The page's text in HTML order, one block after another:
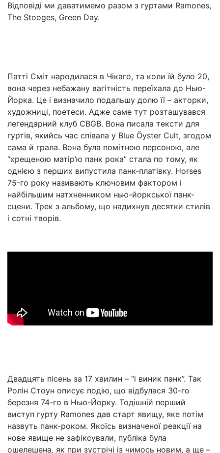
Відповіді ми даватимемо разом з гуртами Ramones,
The Stooges, Green Day.
Патті Сміт народилася в Чікаго, та коли їй було 20,
вона через небажану вагітність переїхала до Нью-
Йорка. Це і визначило подальшу долю її – акторки,
художниці, поетеси. Адже саме тут розташувався
легендарний клуб CBGB. Вона писала тексти для
гуртів, якийсь час співала у Blue Öyster Cult, згодом
сама й грала. Вона була помітною персоною, але
“хрещеною матір’ю панк рока” стала по тому, як
однією з перших випустила панк-платівку. Horses
75-го року називають ключовим фактором і
найбільшим натхненником нью-йоркської панк-
сцени. Трек з альбому, що надихнув десятки стилів
і сотні творів.
Двадцять пісень за 17 хвилин – “і виник панк”. Так
Ролін Стоун описує подію, що відбулася 30-го
березня 74-го в Нью-Йорку. Тодішній перший
виступ гурту Ramones дав старт явищу, яке потім
назвуть панк-роком. Якоїсь визначеної реакції на
нове явище не зафіксували, публіка була
ошелешена, як при зустрічі із чимось новим, а ще –